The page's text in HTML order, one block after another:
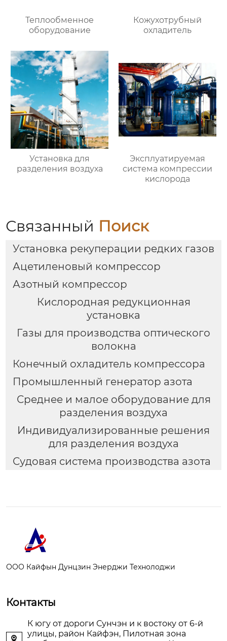
Теплообменное
оборудование
Кожухотрубный
охладитель
Установка для
разделения воздуха
Эксплуатируемая
система компрессии
кислорода
Связанный Поиск
Установка рекуперации редких газов
Ацетиленовый компрессор
Азотный компрессор
Кислородная редукционная
установка
Газы для производства оптического
волокна
Конечный охладитель компрессора
Промышленный генератор азота
Среднее и малое оборудование для
разделения воздуха
Индивидуализированные решения
для разделения воздуха
Судовая система производства азота
ООО Кайфын Дунцзин Энерджи Технолоджи
Контакты

К югу от дороги Сунчэн и к востоку от 6-й
улицы, район Кайфэн, Пилотная зона